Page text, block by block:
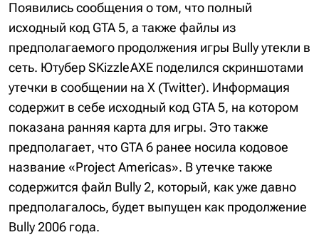
Появились сообщения о том, что полный
исходный код GTA 5, а также файлы из
предполагаемого продолжения игры Bully утекли в
сеть. Ютубер SKizzleAXE поделился скриншотами
утечки в сообщении на X (Twitter). Информация
содержит в себе исходный код GTA 5, на котором
показана ранняя карта для игры. Это также
предполагает, что GTA 6 ранее носила кодовое
название «Project Americas». В утечке также
содержится файл Bully 2, который, как уже давно
предполагалось, будет выпущен как продолжение
Bully 2006 года.